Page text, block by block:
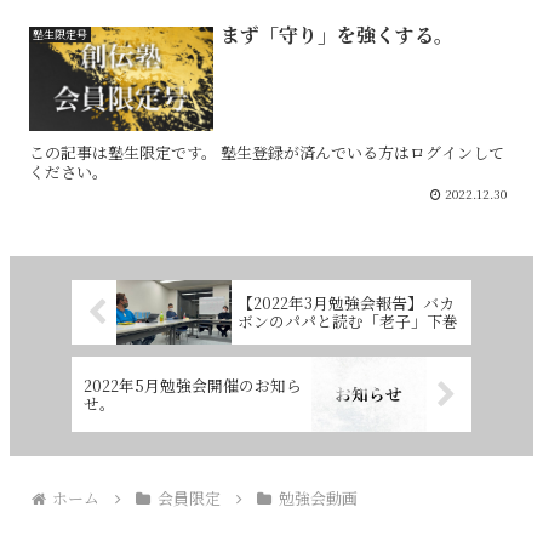
塾生限定号 まず「守り」を強くする。
この記事は塾生限定です。 塾生登録が済んでいる方はログインして
ください。
2022.12.30
【2022年3月勉強会報告】バカ
ボンのパパと読む「老子」下巻
2022年5月勉強会開催のお知ら
せ。
ホーム 会員限定 勉強会動画